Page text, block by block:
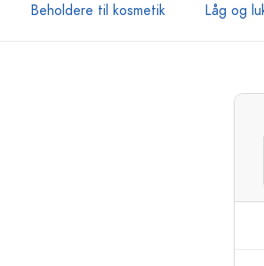
Beholdere til kosmetik Låg og
Roll-